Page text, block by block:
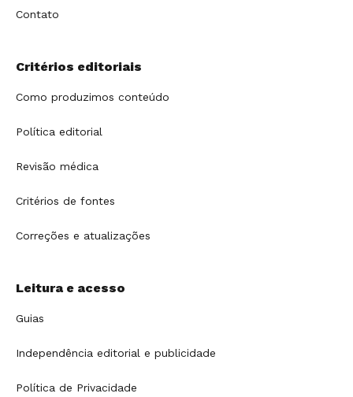
Contato
Critérios editoriais
Como produzimos conteúdo
Política editorial
Revisão médica
Critérios de fontes
Correções e atualizações
Leitura e acesso
Guias
Independência editorial e publicidade
Política de Privacidade